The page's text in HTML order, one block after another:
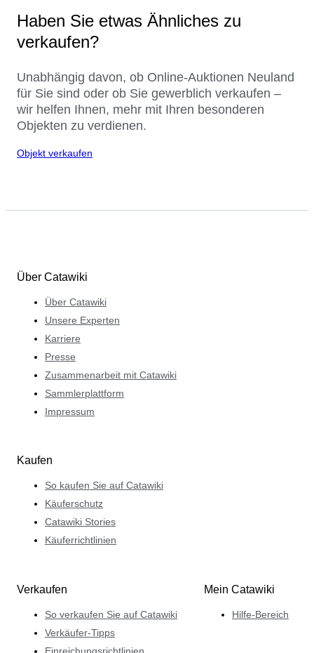
Haben Sie etwas Ähnliches zu
verkaufen?
Unabhängig davon, ob Online-Auktionen Neuland
für Sie sind oder ob Sie gewerblich verkaufen –
wir helfen Ihnen, mehr mit Ihren besonderen
Objekten zu verdienen.
Objekt verkaufen
Über Catawiki
Über Catawiki
Unsere Experten
Karriere
Presse
Zusammenarbeit mit Catawiki
Sammlerplattform
Impressum
Kaufen
So kaufen Sie auf Catawiki
Käuferschutz
Catawiki Stories
Käuferrichtlinien
Verkaufen
So verkaufen Sie auf Catawiki
Verkäufer-Tipps
Einreichungsrichtlinien
Mein Catawiki
Hilfe-Bereich